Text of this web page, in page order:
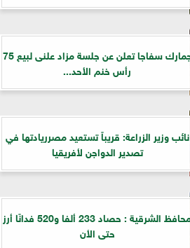
جمارك سفاجا تعلن عن جلسة مزاد علنى لبيع 75
رأس خنم الأحد...
نائب وزير الزراعة: قريباً تستعيد مصرريادتها في
تصدير الدواجن لأفريقيا
محافظ الشرقية : حصاد 233 ألفا و520 فدانًا أرز
حتى الأن